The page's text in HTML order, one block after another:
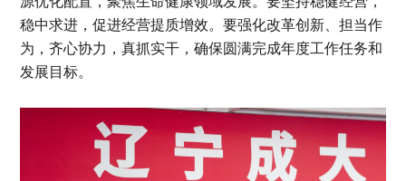
稳中求进，促进经营提质增效。要强化改革创新、担当作
为，齐心协力，真抓实干，确保圆满完成年度工作任务和
发展目标。